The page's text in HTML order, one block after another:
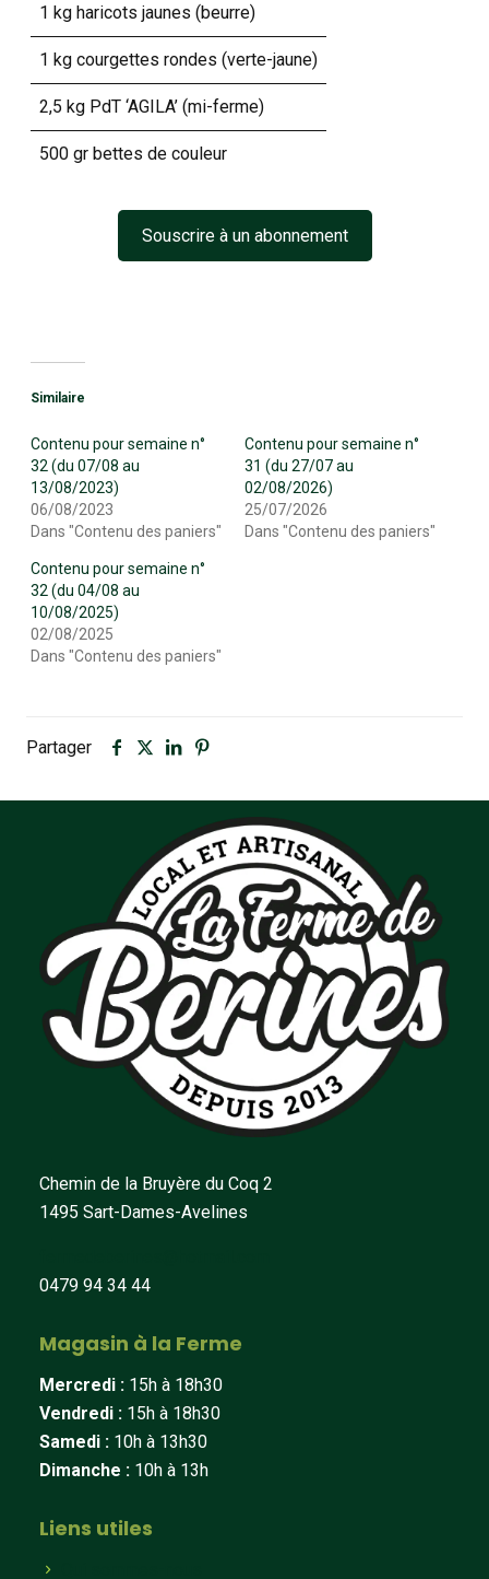
1 kg haricots jaunes (beurre)
1 kg courgettes rondes (verte-jaune)
2,5 kg PdT ‘AGILA’ (mi-ferme)
500 gr bettes de couleur
Souscrire à un abonnement
Similaire
Contenu pour semaine n°
32 (du 07/08 au
13/08/2023)
06/08/2023
Dans "Contenu des paniers"
Contenu pour semaine n°
31 (du 27/07 au
02/08/2026)
25/07/2026
Dans "Contenu des paniers"
Contenu pour semaine n°
32 (du 04/08 au
10/08/2025)
02/08/2025
Dans "Contenu des paniers"
Partager
Chemin de la Bruyère du Coq 2
1495 Sart-Dames-Avelines
0479 94 34 44
Magasin à la Ferme
Mercredi : 15h à 18h30
Vendredi : 15h à 18h30
Samedi : 10h à 13h30
Dimanche : 10h à 13h
Liens utiles